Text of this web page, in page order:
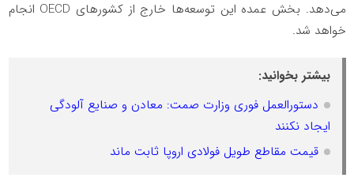
می‌دهد. بخش عمده این توسعه‌ها خارج از کشورهای OECD انجام
خواهد شد.
بیشتر بخوانید:
دستورالعمل فوری وزارت صمت: معادن و صنایع آلودگی
ایجاد نکنند
قیمت مقاطع طویل فولادی اروپا ثابت ماند